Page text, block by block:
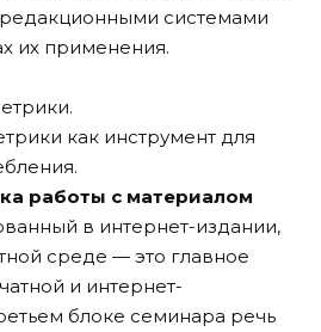
системами
их применения.
как инструмент для
работы с материалом
в интернет-издании,
среде — это главное
и интернет-
блоке семинара речь